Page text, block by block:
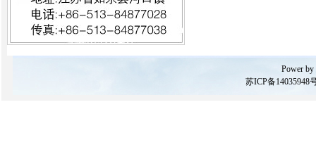
Power by
苏ICP备14035948